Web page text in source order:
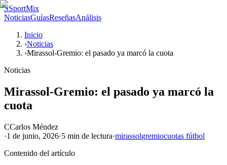
SSportMix
NoticiasGuíasReseñasAnálisis
Inicio
›Noticias
›Mirassol-Gremio: el pasado ya marcó la cuota
Noticias
Mirassol-Gremio: el pasado ya marcó la
cuota
CCarlos Méndez
·1 de junio, 2026·5 min de lectura·mirassolgremiocuotas fútbol
Contenido del artículo